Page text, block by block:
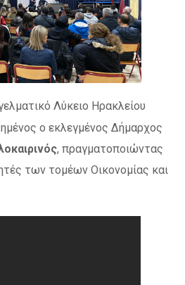
Λύκειο Ηρακλείου
ο εκλεγμένος Δήμαρχος
, πραγματοποιώντας
των τομέων Οικονομίας και